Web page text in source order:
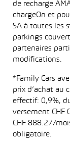
de recharge
chargeOn et
SA à toutes les
parkings
partenaires
modifications.
*Family Cars
prix d’achat au
effectif: 0,9%,
versement CHF
CHF 888.27/
obligatoire.